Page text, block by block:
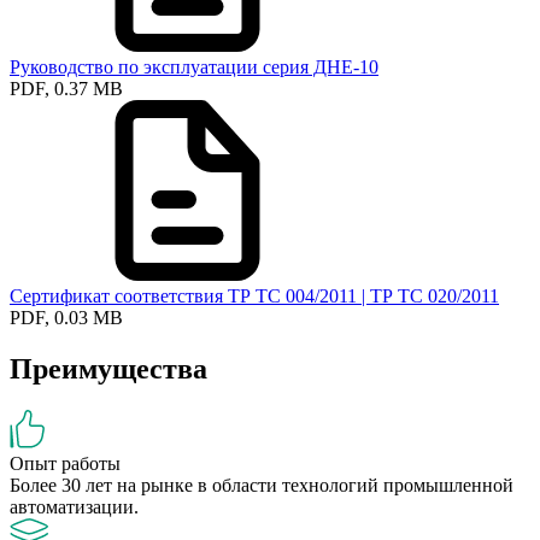
Руководство по эксплуатации серия ДНЕ-10
PDF, 0.37 MB
Сертификат соответствия ТР ТС 004/2011 | ТР ТС 020/2011
PDF, 0.03 MB
Преимущества
Опыт работы
Более 30 лет на рынке в области технологий промышленной
автоматизации.